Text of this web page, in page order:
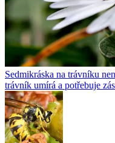
Sedmikráska na trávníku
trávník umírá a potřebuje